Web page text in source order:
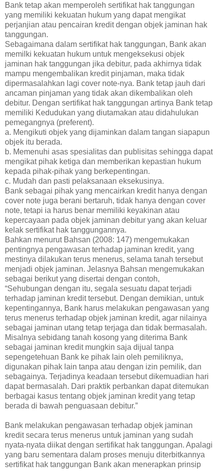
Bank tetap akan memperoleh sertifikat hak tanggungan
yang memiliki kekuatan hukum yang dapat mengikat
perjanjian atau pencairan kredit dengan objek jaminan hak
tanggungan.
Sebagaimana dalam sertifikat hak tanggungan, Bank akan
memilki kekuatan hukum untuk mengeksekusi objek
jaminan hak tanggungan jika debitur, pada akhirnya tidak
mampu mengembalikan kredit pinjaman, maka tidak
dipermasalahkan lagi cover note-nya. Bank tetap jauh dari
ancaman pinjaman yang tidak akan dikembalikan oleh
debitur. Dengan sertifikat hak tanggungan artinya Bank tetap
memiliki Kedudukan yang diutamakan atau didahulukan
pemegangnya (preferent).
a. Mengikuti objek yang dijaminkan dalam tangan siapapun
objek itu berada.
b. Memenuhi asas spesialitas dan publisitas sehingga dapat
mengikat pihak ketiga dan memberikan kepastian hukum
kepada pihak-pihak yang berkepentingan.
c. Mudah dan pasti pelaksanaan eksekusinya.
Bank sebagai pihak yang mencairkan kredit hanya dengan
cover note juga berani bertaruh, tidak hanya dengan cover
note, tetapi ia harus benar memiliki keyakinan atau
kepercayaan pada objek jaminan debitur yang akan keluar
kelak sertifikat hak tanggungannya.
Bahkan menurut Bahsan (2008: 147) mengemukakan
pentingnya pengawasan terhadap jaminan kredit, yang
mestinya dilakukan terus menerus, selama tanah tersebut
menjadi objek jaminan. Jelasnya Bahsan mengemukakan
sebagai berikut yang disertai dengan contoh,
“Sehubungan dengan itu, segala sesuatu dapat terjadi
terhadap jaminan kredit tersebut. Dengan demikian, untuk
kepentingannya, Bank harus melakukan pengawasan yang
terus menerus terhadap objek jaminan kredit, agar nilainya
sebagai jaminan utang tetap terjaga dan tidak bermasalah.
Misalnya sebidang tanah kosong yang diterima Bank
sebagai jaminan kredit mungkin saja dijual tanpa
sepengetehuan Bank ke pihak lain oleh pemiliknya,
digunakan pihak lain tanpa atau dengan izin pemilik, dan
sebagainya. Terjadinya keadaan tersebut dikemuadian hari
dapat bermasalah. Dari praktik perbankan dapat ditemukan
berbagai kasus tentang objek jaminan kredit yang tetap
berada di bawah penguasaan debitur.”
Bank melakukan pengawasan terhadap objek jaminan
kredit secara terus menerus untuk jaminan yang sudah
nyata-nyata diikat dengan sertifikat hak tanggungan. Apalagi
yang baru sementara dalam proses menuju diterbitkannya
sertifikat hak tanggungan Bank akan menerapkan prinsip